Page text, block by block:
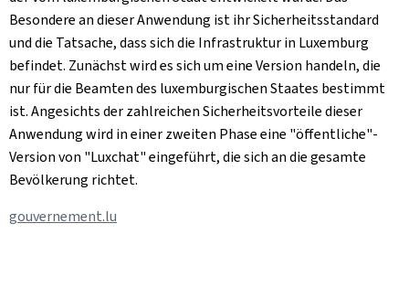
Besondere an dieser Anwendung ist ihr Sicherheitsstandard
und die Tatsache, dass sich die Infrastruktur in Luxemburg
befindet. Zunächst wird es sich um eine Version handeln, die
nur für die Beamten des luxemburgischen Staates bestimmt
ist. Angesichts der zahlreichen Sicherheitsvorteile dieser
Anwendung wird in einer zweiten Phase eine "öffentliche"-
Version von "Luxchat" eingeführt, die sich an die gesamte
Bevölkerung richtet.
gouvernement.lu